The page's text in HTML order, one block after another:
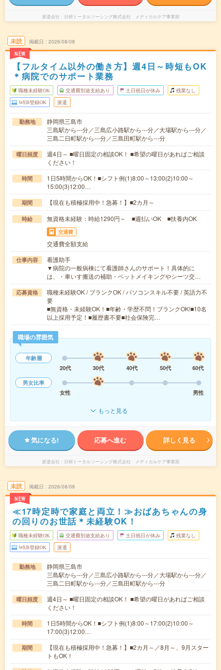
派遣会社 日研トータルソーシング株式会社 メディカルケア事業部
未読
NEW
掲載日 2026/08/08
【フルタイム以外の働き方】週4日～時短もOK
＊病院でのサポート業務
職種未経験OK 交通費別途支給あり 土日祝日が休み 残業なし
WEB登録OK 派遣
勤務地
静岡県三島市
三島駅から---分／三島広小路駅から---分／大場駅から---分／
三島二日町駅から---分／三島田町駅から---分
曜日頻度
週4日～ ■曜日固定の相談OK！ ■希望の曜日があればご相談
ください！
時間
1日5時間からOK！■シフト例(1)8:00～13:00(2)10:00～
15:00(3)12:00…
期間 【現在も積極採用中！急募！】■2カ月～
時給 無資格未経験：時給1290円～ ■週払いOK ■扶養内OK
交通費
交通費全額支給
仕事内容
看護助手
▼病院の一般病棟にて看護師さんのサポート！具体的に
は、・車いす搬送の補助・ベットメイキングやシーツ交…
応募資格
職種未経験OK / ブランクOK / パソコンスキル不要 / 英語力不
要
■無資格・未経験OK！■年齢・学歴不問！ブランクOK!■10名
以上採用予定！■履歴書不要■社会保険完…
職場の雰囲気
年齢層
20代
30代 40代 50代
60代
男女比率
女性
男性
もっと見る
気になる! 応募へ進む 詳しく見る
派遣会社 日研トータルソーシング株式会社 メディカルケア事業部
未読
NEW
掲載日 2026/08/08
≪17時定時で家庭と両立！≫おばあちゃんの身
の回りのお世話＊未経験OK！
職種未経験OK 交通費別途支給あり 土日祝日が休み 残業なし
WEB登録OK 派遣
勤務地
静岡県三島市
三島駅から---分／三島広小路駅から---分／大場駅から---分／
三島二日町駅から---分／三島田町駅から---分
曜日頻度
週4日～ ■曜日固定の相談OK！ ■希望の曜日があればご相談
ください！
時間
1日5時間からOK！■シフト例(1)8:00～17:00(2)10:00～
17:00(3)12:00…
期間
【現在も積極採用中！急募！】■2カ月～／8月～、9月スター
トもOK！